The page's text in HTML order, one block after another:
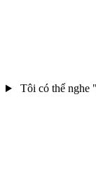
Tôi có thể nghe